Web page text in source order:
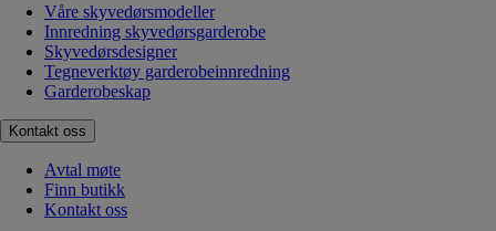
Våre skyvedørsmodeller
Innredning skyvedørsgarderobe
Skyvedørsdesigner
Tegneverktøy garderobeinnredning
Garderobeskap
Kontakt oss
Avtal møte
Finn butikk
Kontakt oss